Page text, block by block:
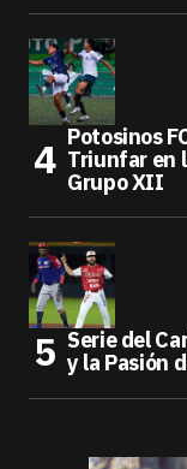
Potosinos
Triunfar en
Grupo XII
Serie del
y la Pasión